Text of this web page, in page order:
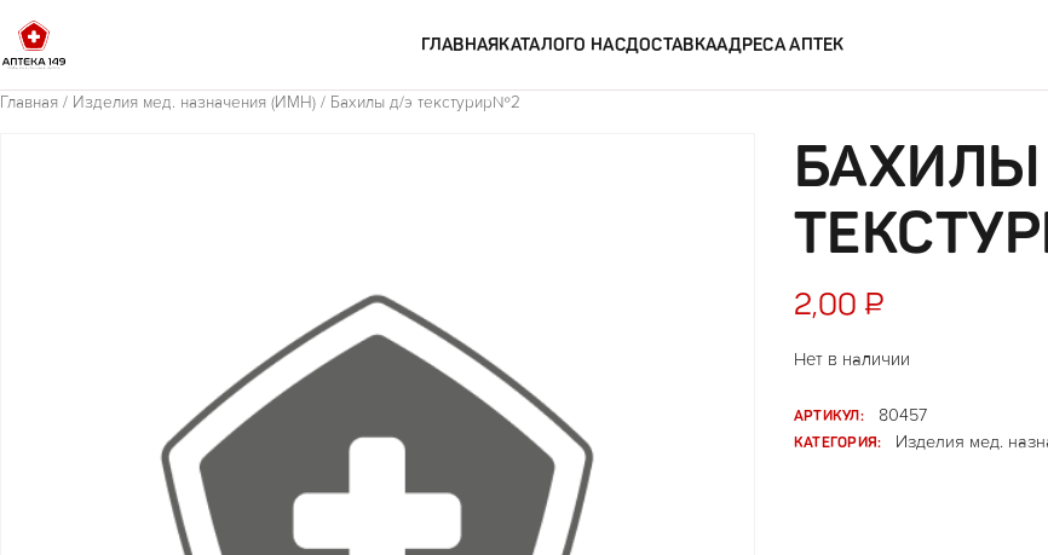
ГЛАВНАЯКАТАЛОГО НАСДОСТАВКААДРЕСА АПТЕК
Главная / Изделия мед. назначения (ИМН) / Бахилы д/э текстурир№2
2,00 ₽
Нет в наличии
АРТИКУЛ:
80457
КАТЕГОРИЯ:
Изделия мед.